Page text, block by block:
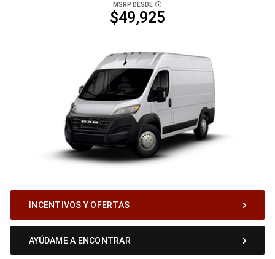
MSRP DESDE DISCLOSURE
$49,925
INCENTIVOS Y OFERTAS
AYÚDAME A ENCONTRAR